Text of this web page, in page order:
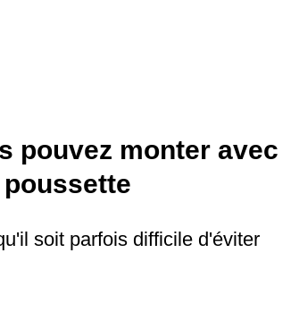
pouvez monter avec
poussette
soit parfois difficile d'éviter